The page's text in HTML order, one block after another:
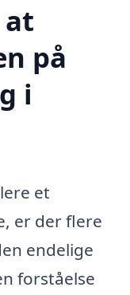
at
på
i
et
er der flere
endelige
forståelse